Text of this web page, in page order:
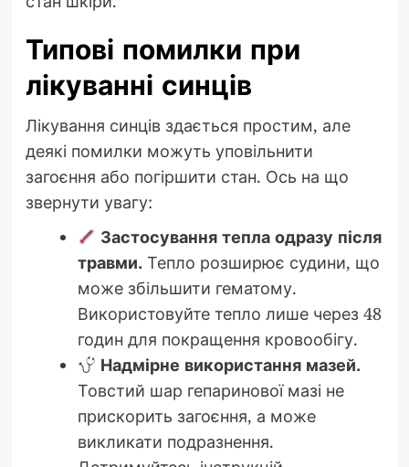
Типові помилки при
лікуванні синців
Лікування синців здається простим, але
деякі помилки можуть уповільнити
загоєння або погіршити стан. Ось на що
звернути увагу:
Застосування тепла одразу після
травми. Тепло розширює судини, що
може збільшити гематому.
Використовуйте тепло лише через 48
годин для покращення кровообігу.
Надмірне використання мазей.
Товстий шар гепаринової мазі не
прискорить загоєння, а може
викликати подразнення.